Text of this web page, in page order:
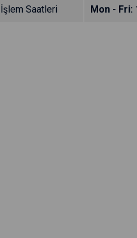
İşlem Saatleri Mon - Fri: